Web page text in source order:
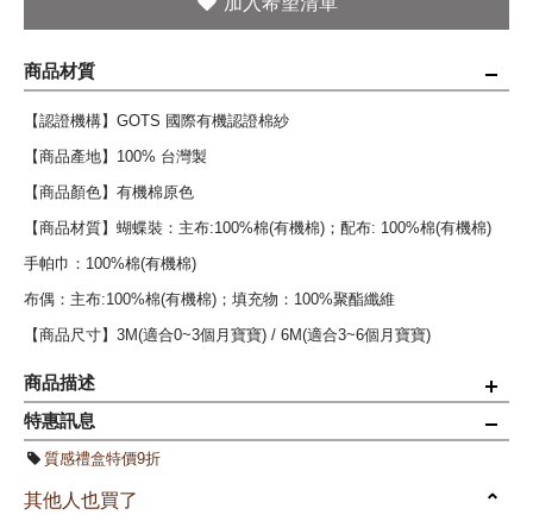
商品材質
【認證機構】GOTS 國際有機認證棉紗
【商品產地】100% 台灣製
【商品顏色】有機棉原色
【商品材質】蝴蝶裝：主布:100%棉(有機棉)；配布: 100%棉(有機棉)
手帕巾：100%棉(有機棉)
布偶：主布:100%棉(有機棉)；填充物：100%聚酯纖維
【商品尺寸】3M(適合0~3個月寶寶) / 6M(適合3~6個月寶寶)
商品描述
◆獨特 "二重織 "舒棉紗布系列+Oeko-Tex顏料印花，最暢銷四款單品，
獻給四季的寶寶。 ◆禮盒內含：小饅頭紗布蝴蝶裝一入+饅頭熊親親布
偶一入+舒棉紗布手帕巾一入+小饅頭紗布兩用小領巾一入。 ◎適合 一
特惠訊息
質感禮盒特價9折
其他人也買了